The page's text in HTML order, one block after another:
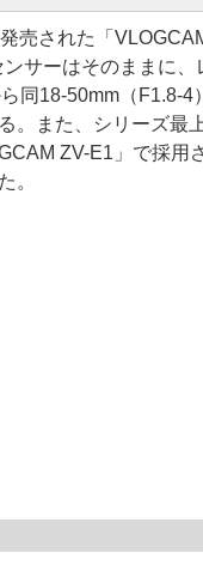
売された「
サーはそのままに、
同18-50mm（F1.8-4
。また、シリーズ最
ZV-E1」で採用
。